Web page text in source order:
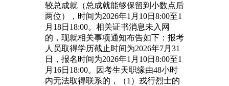
较总成就（总成就能够保留到小数点后
两位），时间为2026年1月10日8:00至1
月18日18:00。相关证书消息未入网
的，现就相关事项通知布告如下：报考
人员取得学历截止时间为2026年7月31
日，报名时间为2026年1月10日8:00至1
月16日18:00。因考生天职缘由48小时
内无法取得联系的，（1）戎行烈士的